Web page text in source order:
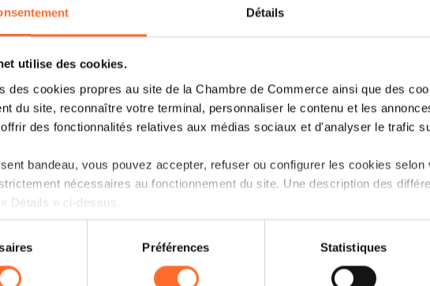
Détails
utilise des cookies.
des cookies propres au site de la Chambre de Commerce ainsi que des
du site, reconnaître votre terminal, personnaliser le contenu et les
des fonctionnalités relatives aux médias sociaux et d'analyser le trafic
bandeau, vous pouvez accepter, refuser ou configurer les cookies selon
nécessaires au fonctionnement du site. Une description des
Détails » ci-dessus.
que la navigation sur le site et certaines fonctionnalités (ex : lecture de
des préférences de lecture vidéo, personnalisation de l’affichage du
de tous les cookies ou des cookies non nécessaires.
Préférences Statistiques
sa